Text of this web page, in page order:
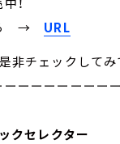
ら → URL
非チェックしてみ
ーーーーーーー
クセレクター